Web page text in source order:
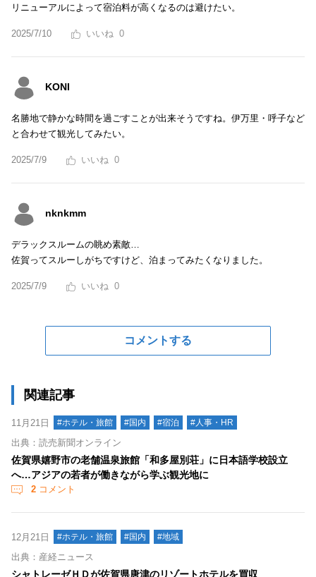
リニューアルによって宿泊料が高くなるのは避けたい。
2025/7/10 0
KONI
名勝地で静かな時間を過ごすことが出来そうですね。伊万里・呼子など
と合わせて観光してみたい。
2025/7/9 0
nknkmm
デラックスルームの眺め素敵…
佐賀ってスルーしがちですけど、泊まってみたくなりました。
2025/7/9 0
コメントする
関連記事
11月21日 #ホテル・旅館 #国内 #宿泊 #人事・HR
出典：読売新聞オンライン
佐賀県嬉野市の老舗温泉旅館「和多屋別荘」に日本語学校設立
へ…アジアの若者が働きながら学ぶ観光地に
2 コメント
12月21日 #ホテル・旅館 #国内 #地域
出典：産経ニュース
シャトレーゼＨＤが佐賀県唐津のリゾートホテルを買収